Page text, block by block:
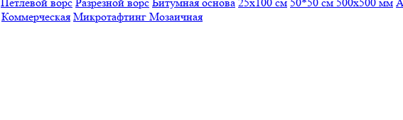
Коммерческая Микротафтинг Мозаичная